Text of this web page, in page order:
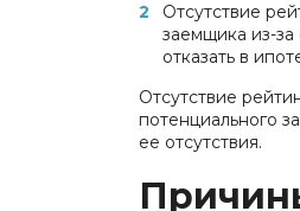
Отсутствие
заемщика из-
отказать в
Отсутствие
потенциального
ее отсутствия.